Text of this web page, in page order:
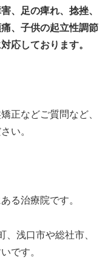
、足の痺れ、捻挫、
、子供の起立性調節
応しております。
正などご質問など、
い。
る治療院です。
浅口市や総社市、
です。